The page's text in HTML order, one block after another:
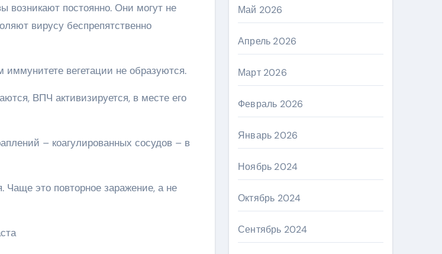
возникают постоянно. Они могут не
вирусу беспрепятственно
иммунитете вегетации не образуются.
ВПЧ активизируется, в месте его
– коагулированных сосудов – в
это повторное заражение, а не
Май 2026
Апрель 2026
Март 2026
Февраль 2026
Январь 2026
Ноябрь 2024
Октябрь 2024
Сентябрь 2024